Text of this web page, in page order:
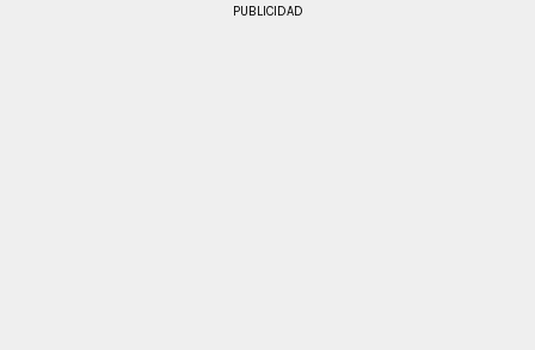
PUBLICIDAD